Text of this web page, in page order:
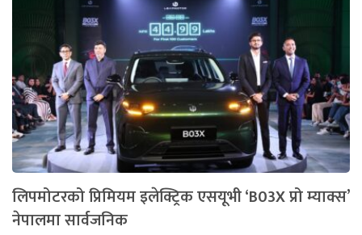
लिपमोटरको प्रिमियम इलेक्ट्रिक एसयूभी ‘B03X प्रो म्याक्स’
नेपालमा सार्वजनिक